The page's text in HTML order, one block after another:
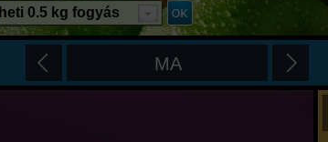
heti 0.5 kg fogyás
MA